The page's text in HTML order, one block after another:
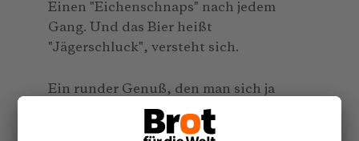
Einen "Eichenschnaps" nach jedem
Gang. Und das Bier heißt
"Jägerschluck", versteht sich.
Ein runder Genuß, den man sich ja
redlich verdient hat, durch den mehr als
einstündigen Fußmarsch. Mit dem Auto